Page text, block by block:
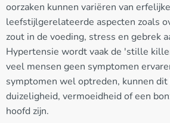
oorzaken kunnen variëren van
leefstijlgerelateerde aspecten zoals
zout in de voeding, stress en gebrek
Hypertensie wordt vaak de 'stille
veel mensen geen symptomen
symptomen wel optreden, kunnen dit
duizeligheid, vermoeidheid of een
hoofd zijn.